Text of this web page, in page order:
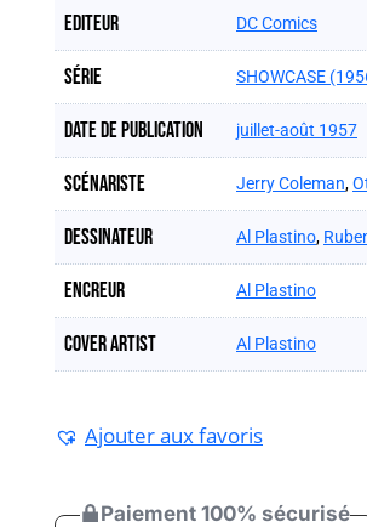
Editeur DC Comics
Série SHOWCASE
Date de publication juillet-août 1957
Scénariste Jerry Coleman,
Dessinateur Al Plastino,
Encreur Al Plastino
Cover artist Al Plastino
Ajouter aux favoris
Paiement 100% sécurisé